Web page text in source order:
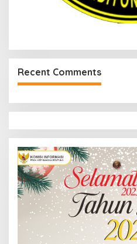
Recent Comments